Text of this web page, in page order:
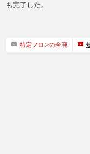
も完了した。
特定フロンの全廃